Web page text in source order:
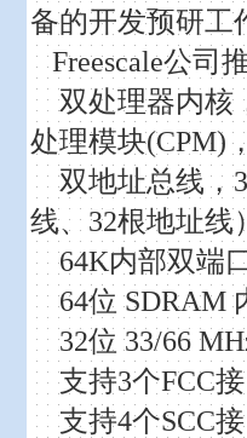
备的开发预研工
Freescale公司
双处理器内核
处理模块(CPM)
双地址总线，
线、32根地址线
64K内部双端
64位 SDRAM
32位 33/66
支持3个FCC
支持4个SCC